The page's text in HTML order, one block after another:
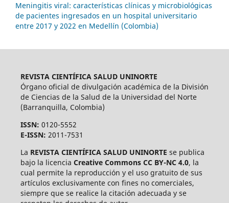
Meningitis viral: características clínicas y microbiológicas
de pacientes ingresados en un hospital universitario
entre 2017 y 2022 en Medellín (Colombia)
REVISTA CIENTÍFICA SALUD UNINORTE
Órgano oficial de divulgación académica de la División
de Ciencias de la Salud de la Universidad del Norte
(Barranquilla, Colombia)
ISSN: 0120-5552
E-ISSN: 2011-7531
La REVISTA CIENTÍFICA SALUD UNINORTE se publica
bajo la licencia Creative Commons CC BY-NC 4.0, la
cual permite la reproducción y el uso gratuito de sus
artículos exclusivamente con fines no comerciales,
siempre que se realice la citación adecuada y se